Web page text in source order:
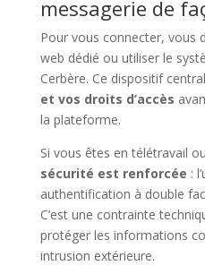
messagerie de
Pour vous connecter, vous
web dédié ou utiliser le
Cerbère. Ce dispositif
et vos droits d’accès
la plateforme.
Si vous êtes en télétravail
sécurité est renforcée :
authentification à double
C’est une contrainte
protéger les informations
intrusion extérieure.